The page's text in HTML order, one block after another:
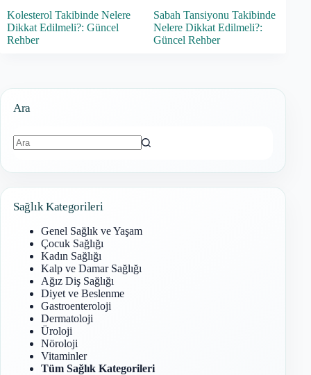
Kolesterol Takibinde Nelere
Dikkat Edilmeli?: Güncel
Rehber
Sabah Tansiyonu Takibinde
Nelere Dikkat Edilmeli?:
Güncel Rehber
Ara
Sağlık Kategorileri
Genel Sağlık ve Yaşam
Çocuk Sağlığı
Kadın Sağlığı
Kalp ve Damar Sağlığı
Ağız Diş Sağlığı
Diyet ve Beslenme
Gastroenteroloji
Dermatoloji
Üroloji
Nöroloji
Vitaminler
Tüm Sağlık Kategorileri